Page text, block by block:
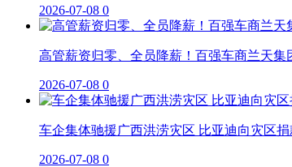
2026-07-08 0
高管薪资归零、全员降薪！百强车商兰天集
2026-07-08 0
车企集体驰援广西洪涝灾区 比亚迪向灾区捐
2026-07-08 0